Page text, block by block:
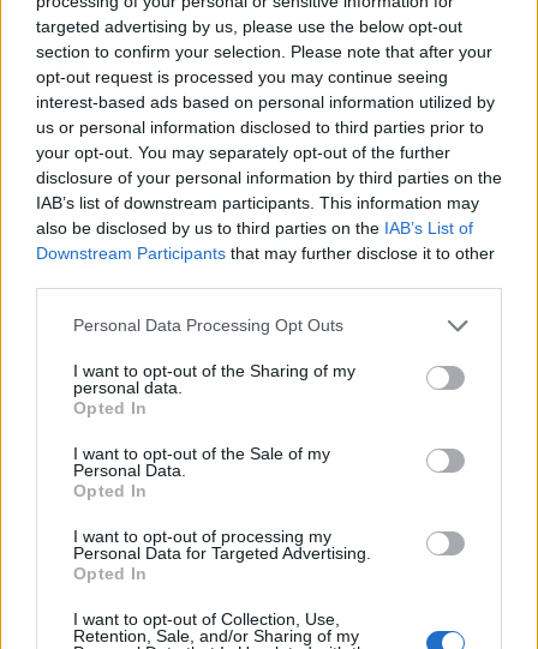
targeted advertising by us, please use the below opt-out
section to confirm your selection. Please note that after your
opt-out request is processed you may continue seeing
interest-based ads based on personal information utilized by
us or personal information disclosed to third parties prior to
your opt-out. You may separately opt-out of the further
disclosure of your personal information by third parties on the
IAB’s list of downstream participants. This information may
also be disclosed by us to third parties on the IAB’s List of
Downstream Participants that may further disclose it to other
Please note that this website/app uses one or more Google
not limited to your visit or usage behaviour. You may click to
grant or deny consent to Google and its third-party tags to
use your data for below specified purposes in below Google
consent section.
Personal Data Processing Opt Outs
I want to opt-out of the Sharing of my
personal data.
Opted In
I want to opt-out of the Sale of my
Personal Data.
Opted In
I want to opt-out of processing my
Personal Data for Targeted Advertising.
Opted In
I want to opt-out of Collection, Use,
Retention, Sale, and/or Sharing of my
Notizie in tempo reale?
Entra nel canale telegram di
GalluraOggi.it
Inviaci le tue segnalazioni,
i tuoi video e le tue foto
Su WhatsApp al numero +39
345 356 7512
Ricevi le nostre ultime news
daGoogle News
Condividi l'articolo